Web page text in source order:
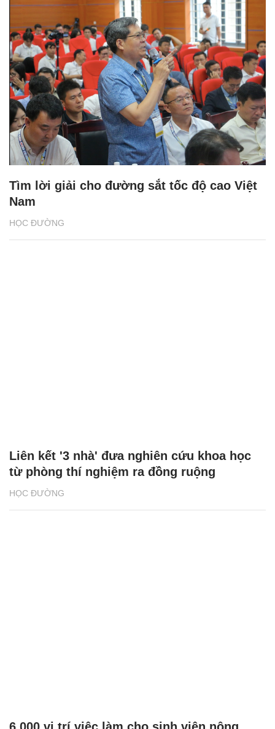
HỌC ĐƯỜNG
Tìm lời giải cho đường sắt tốc độ cao Việt
Nam
HỌC ĐƯỜNG
Liên kết '3 nhà' đưa nghiên cứu khoa học
từ phòng thí nghiệm ra đồng ruộng